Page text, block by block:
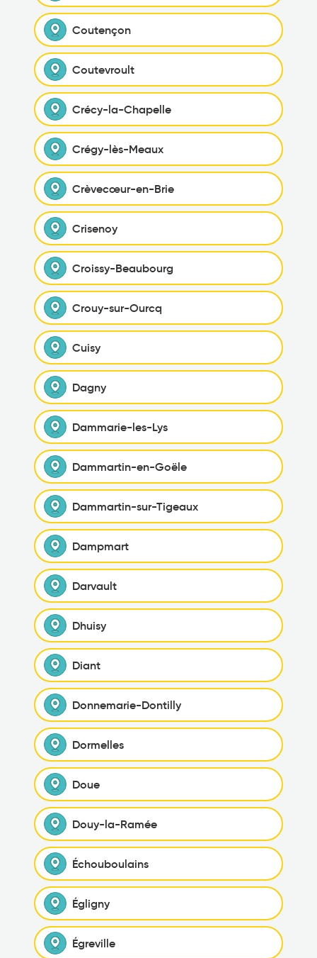
Coutençon
Coutevroult
Crécy-la-Chapelle
Crégy-lès-Meaux
Crèvecœur-en-Brie
Crisenoy
Croissy-Beaubourg
Crouy-sur-Ourcq
Cuisy
Dagny
Dammarie-les-Lys
Dammartin-en-Goële
Dammartin-sur-Tigeaux
Dampmart
Darvault
Dhuisy
Diant
Donnemarie-Dontilly
Dormelles
Doue
Douy-la-Ramée
Échouboulains
Égligny
Égreville